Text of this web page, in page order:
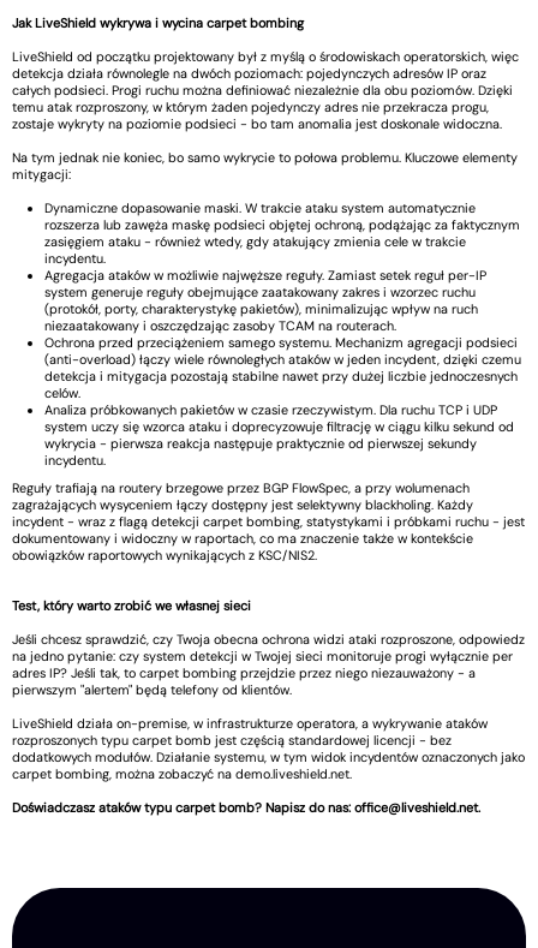
Jak LiveShield wykrywa i wycina carpet bombing
LiveShield od początku projektowany był z myślą o środowiskach operatorskich, więc
detekcja działa równolegle na dwóch poziomach: pojedynczych adresów IP oraz
całych podsieci. Progi ruchu można definiować niezależnie dla obu poziomów. Dzięki
temu atak rozproszony, w którym żaden pojedynczy adres nie przekracza progu,
zostaje wykryty na poziomie podsieci - bo tam anomalia jest doskonale widoczna.
Na tym jednak nie koniec, bo samo wykrycie to połowa problemu. Kluczowe elementy
mitygacji:
Dynamiczne dopasowanie maski. W trakcie ataku system automatycznie
rozszerza lub zawęża maskę podsieci objętej ochroną, podążając za faktycznym
zasięgiem ataku - również wtedy, gdy atakujący zmienia cele w trakcie
incydentu.
Agregacja ataków w możliwie najwęższe reguły. Zamiast setek reguł per-IP
system generuje reguły obejmujące zaatakowany zakres i wzorzec ruchu
(protokół, porty, charakterystykę pakietów), minimalizując wpływ na ruch
niezaatakowany i oszczędzając zasoby TCAM na routerach.
Ochrona przed przeciążeniem samego systemu. Mechanizm agregacji podsieci
(anti-overload) łączy wiele równoległych ataków w jeden incydent, dzięki czemu
detekcja i mitygacja pozostają stabilne nawet przy dużej liczbie jednoczesnych
celów.
Analiza próbkowanych pakietów w czasie rzeczywistym. Dla ruchu TCP i UDP
system uczy się wzorca ataku i doprecyzowuje filtrację w ciągu kilku sekund od
wykrycia - pierwsza reakcja następuje praktycznie od pierwszej sekundy
incydentu.
Reguły trafiają na routery brzegowe przez BGP FlowSpec, a przy wolumenach
zagrażających wysyceniem łączy dostępny jest selektywny blackholing. Każdy
incydent - wraz z flagą detekcji carpet bombing, statystykami i próbkami ruchu - jest
dokumentowany i widoczny w raportach, co ma znaczenie także w kontekście
obowiązków raportowych wynikających z KSC/NIS2.
Test, który warto zrobić we własnej sieci
Jeśli chcesz sprawdzić, czy Twoja obecna ochrona widzi ataki rozproszone, odpowiedz
na jedno pytanie: czy system detekcji w Twojej sieci monitoruje progi wyłącznie per
adres IP? Jeśli tak, to carpet bombing przejdzie przez niego niezauważony - a
pierwszym "alertem" będą telefony od klientów.
LiveShield działa on-premise, w infrastrukturze operatora, a wykrywanie ataków
rozproszonych typu carpet bomb jest częścią standardowej licencji - bez
dodatkowych modułów. Działanie systemu, w tym widok incydentów oznaczonych jako
carpet bombing, można zobaczyć na demo.liveshield.net.
Doświadczasz ataków typu carpet bomb? Napisz do nas: office@liveshield.net.